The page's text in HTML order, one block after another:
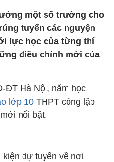
một số trường cho
tuyển các nguyện
lực học của từng thí
điều chỉnh mới của
ĐT Hà Nội, năm học
lớp 10 THPT công lập
nổi bật.
kiện dự tuyển về nơi